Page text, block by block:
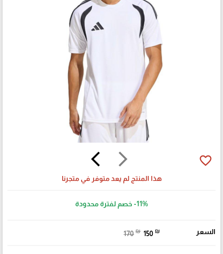
arrow_forward_ios
arrow_back_ios favorite_border
هذا المنتج لم يعد متوفر في متجرنا
-11% خصم لفترة محدودة
السعر 170 ₪ 150 ₪